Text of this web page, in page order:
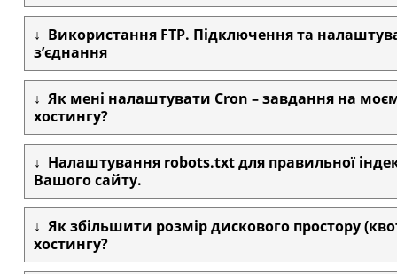
Використання FTP. Підключення та
з’єднання
Як мені налаштувати Cron – завдання на
хостингу?
Налаштування robots.txt для правильної
Вашого сайту.
Як збільшити розмір дискового простору
хостингу?